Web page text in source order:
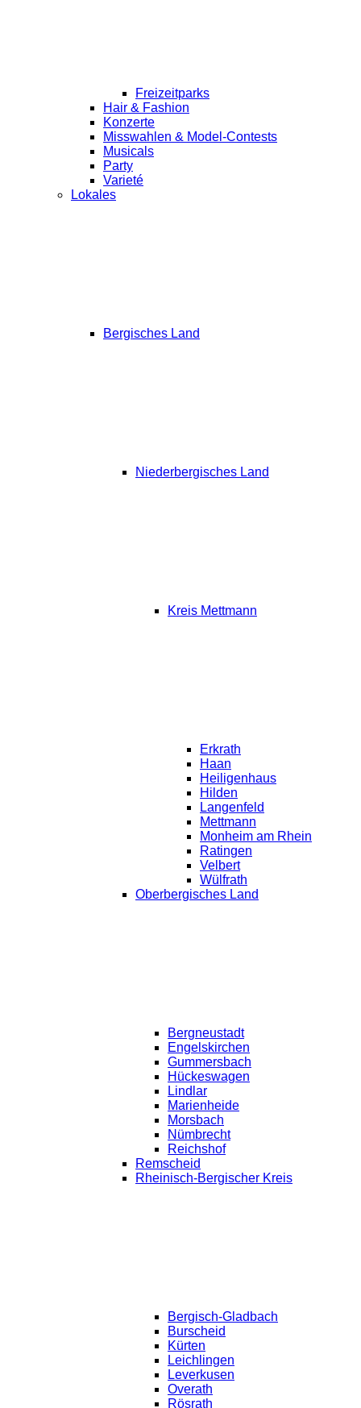
Freizeitparks
Hair & Fashion
Konzerte
Misswahlen & Model-Contests
Musicals
Party
Varieté
Lokales
Bergisches Land
Niederbergisches Land
Kreis Mettmann
Erkrath
Haan
Heiligenhaus
Hilden
Langenfeld
Mettmann
Monheim am Rhein
Ratingen
Velbert
Wülfrath
Oberbergisches Land
Bergneustadt
Engelskirchen
Gummersbach
Hückeswagen
Lindlar
Marienheide
Morsbach
Nümbrecht
Reichshof
Remscheid
Rheinisch-Bergischer Kreis
Bergisch-Gladbach
Burscheid
Kürten
Leichlingen
Leverkusen
Overath
Rösrath